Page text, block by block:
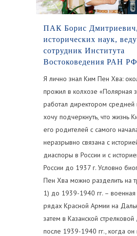
ПАК Борис
исторических наук,
сотрудник Института
Востоковедения РАН РФ
Я лично знал Ким Пен Хва:
прожил в колхозе «Полярная
работал директором
хочу подчеркнуть, что жизнь
его родителей с самого
неразрывно связана с
диаспоры в России и с
России до 1937 г. Условно
Пен Хва можно разделить на
1) до 1939-1940 гг. – военная
рядах Красной Армии на
затем в Казанской стрелковой
после 1939-1940 гг., когда он